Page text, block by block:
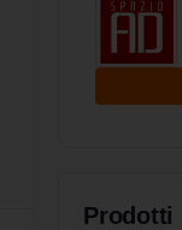
Prodotti